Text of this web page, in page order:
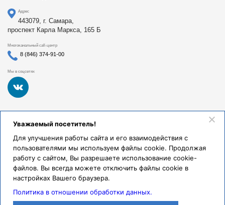
Адрес
443079, г. Самара,
проспект Карла Маркса, 165 Б
Многоканальный call-центр
8 (846) 374-91-00
Мы в соцсетях
Федеральное государственное бюджетное образовательное
учреждение высшего образования «Самарский
здравоохранения Российской Федерации». Клиники СамГМУ
были основаны в 1930 году.
Реквизиты и правовая информация
Политика обработки персональных данных
© Клиники СамГМУ, 2026.
Уважаемый посетитель!
Для улучшения работы сайта и его взаимодействия с
пользователями мы используем файлы cookie. Продолжая
работу с сайтом, Вы разрешаете использование cookie-
файлов. Вы всегда можете отключить файлы cookie в
настройках Вашего браузера.
Политика в отношении обработки данных.